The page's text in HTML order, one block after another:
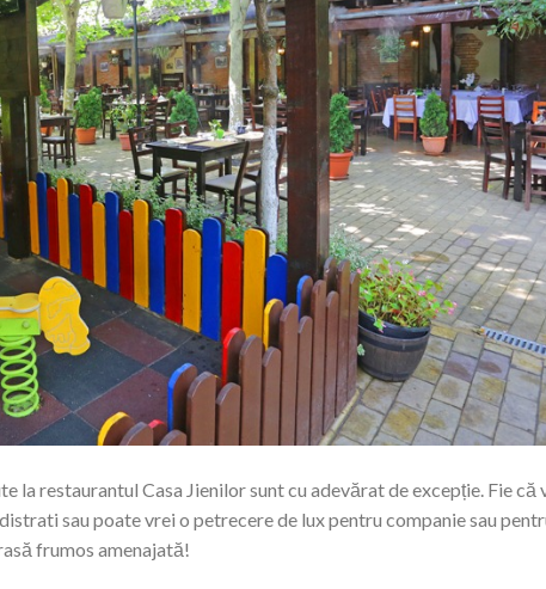
la restaurantul Casa Jienilor sunt cu adevărat de excepție. Fie că
sau poate vrei o petrecere de lux pentru companie sau
frumos amenajată!